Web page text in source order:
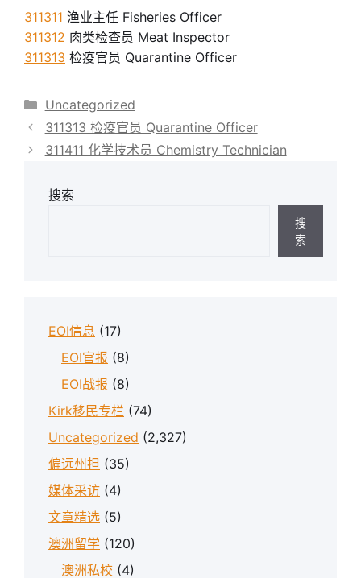
311311 渔业主任 Fisheries Officer
311312 肉类检查员 Meat Inspector
311313 检疫官员 Quarantine Officer
分
类
Uncategorized
311313 检疫官员 Quarantine Officer
311411 化学技术员 Chemistry Technician
搜索
搜
索
EOI信息 (17)
EOI官报 (8)
EOI战报 (8)
Kirk移民专栏 (74)
Uncategorized (2,327)
偏远州担 (35)
媒体采访 (4)
文章精选 (5)
澳洲留学 (120)
澳洲私校 (4)